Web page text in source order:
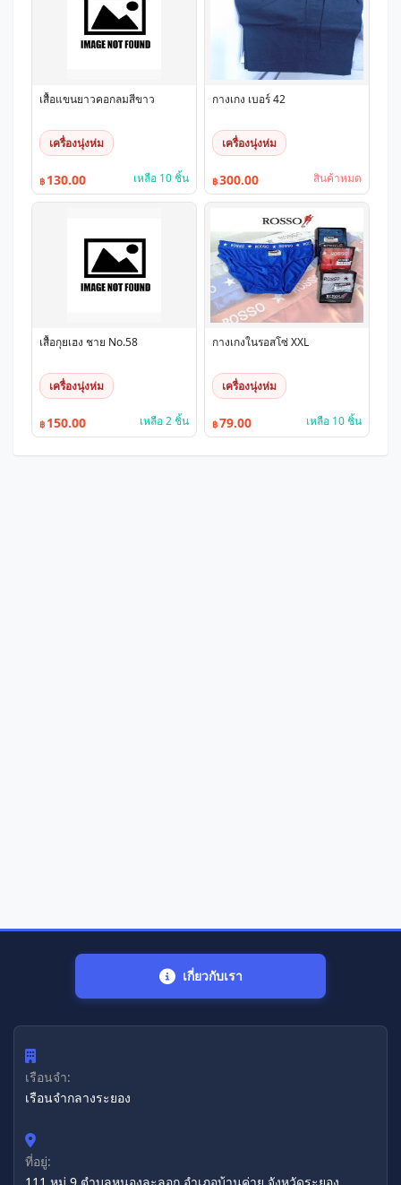
เสื้อแขนยาวคอกลมสีขาว
เครื่องนุ่งห่ม
฿ 130.00 เหลือ 10 ชิ้น
กางเกง เบอร์ 42
เครื่องนุ่งห่ม
฿300.00 สินค้าหมด
เสื้อกุยเฮง ชาย No.58
เครื่องนุ่งห่ม
฿ 150.00 เหลือ 2 ชิ้น
กางเกงในรอสโซ่ XXL
เครื่องนุ่งห่ม
฿79.00 เหลือ 10 ชิ้น
เกี่ยวกับเรา
เรือนจำ:
เรือนจํากลางระยอง
ที่อยู่: